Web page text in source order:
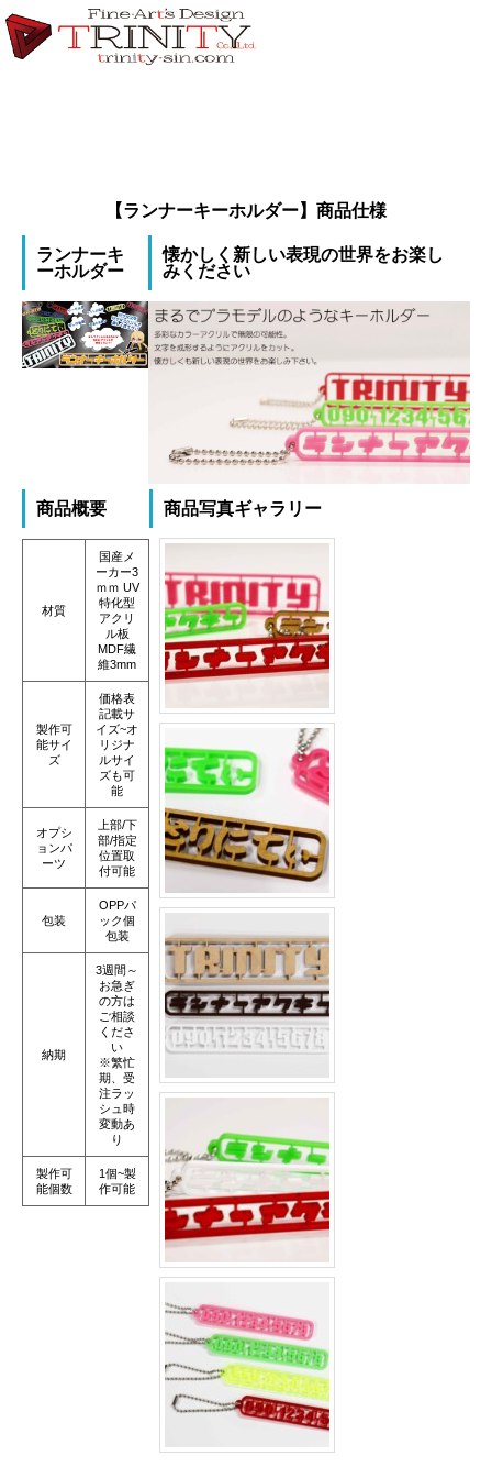
【ランナーキーホルダー】商品仕様
ランナーキ
ーホルダー
懐かしく新しい表現の世界をお楽し
みください
商品概要
材質
国産メ
ーカー3
ｍｍ UV
特化型
アクリ
ル板
MDF繊
維3mm
製作可
能サイ
ズ
価格表
記載サ
イズ~オ
リジナ
ルサイ
ズも可
能
オプシ
ョンパ
ーツ
上部/下
部/指定
位置取
付可能
包装
OPPパ
ック個
包装
納期
3週間～
お急ぎ
の方は
ご相談
くださ
い
※繁忙
期、受
注ラッ
シュ時
変動あ
り
製作可
能個数
1個~製
作可能
商品写真ギャラリー